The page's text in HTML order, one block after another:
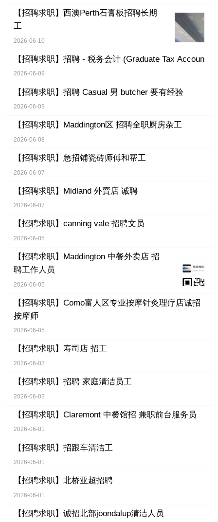
【招聘求职】 西澳Perth石膏板招聘长期
工
2026-06-10
【招聘求职】 招聘 - 税务会计 (Graduate Tax Accoun
2026-06-09
【招聘求职】 招聘 Casual 男 butcher 要有经验
2026-06-09
【招聘求职】 Maddington区 招聘全职厨房杂工
2026-06-08
【招聘求职】 急招铺瓷砖师傅和帮工
2026-06-07
【招聘求职】 Midland 外賣店 诚聘
2026-06-07
【招聘求职】 canning vale 招聘文员
2026-06-05
【招聘求职】 Maddington 中餐外卖店 招
聘工作人员
2026-06-05
【招聘求职】 Como富人区专业按摩针灸理疗店诚招
按摩师
2026-06-05
【招聘求职】 寿司店 招工
2026-06-03
【招聘求职】 招聘 家庭清洁员工
2026-06-03
【招聘求职】 Claremont 中餐馆招 兼职前台服务员
2026-06-01
【招聘求职】 招跟车清洁工
2026-06-01
【招聘求职】 北桥亚超招聘
2026-06-01
【招聘求职】 诚招北部joondalup清洁人员